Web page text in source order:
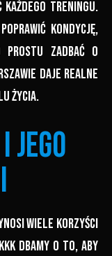
każdego treningu.
kondycję,
prostu zadbać o
daje realne
życia.
i jego
wiele korzyści
dbamy o to, aby